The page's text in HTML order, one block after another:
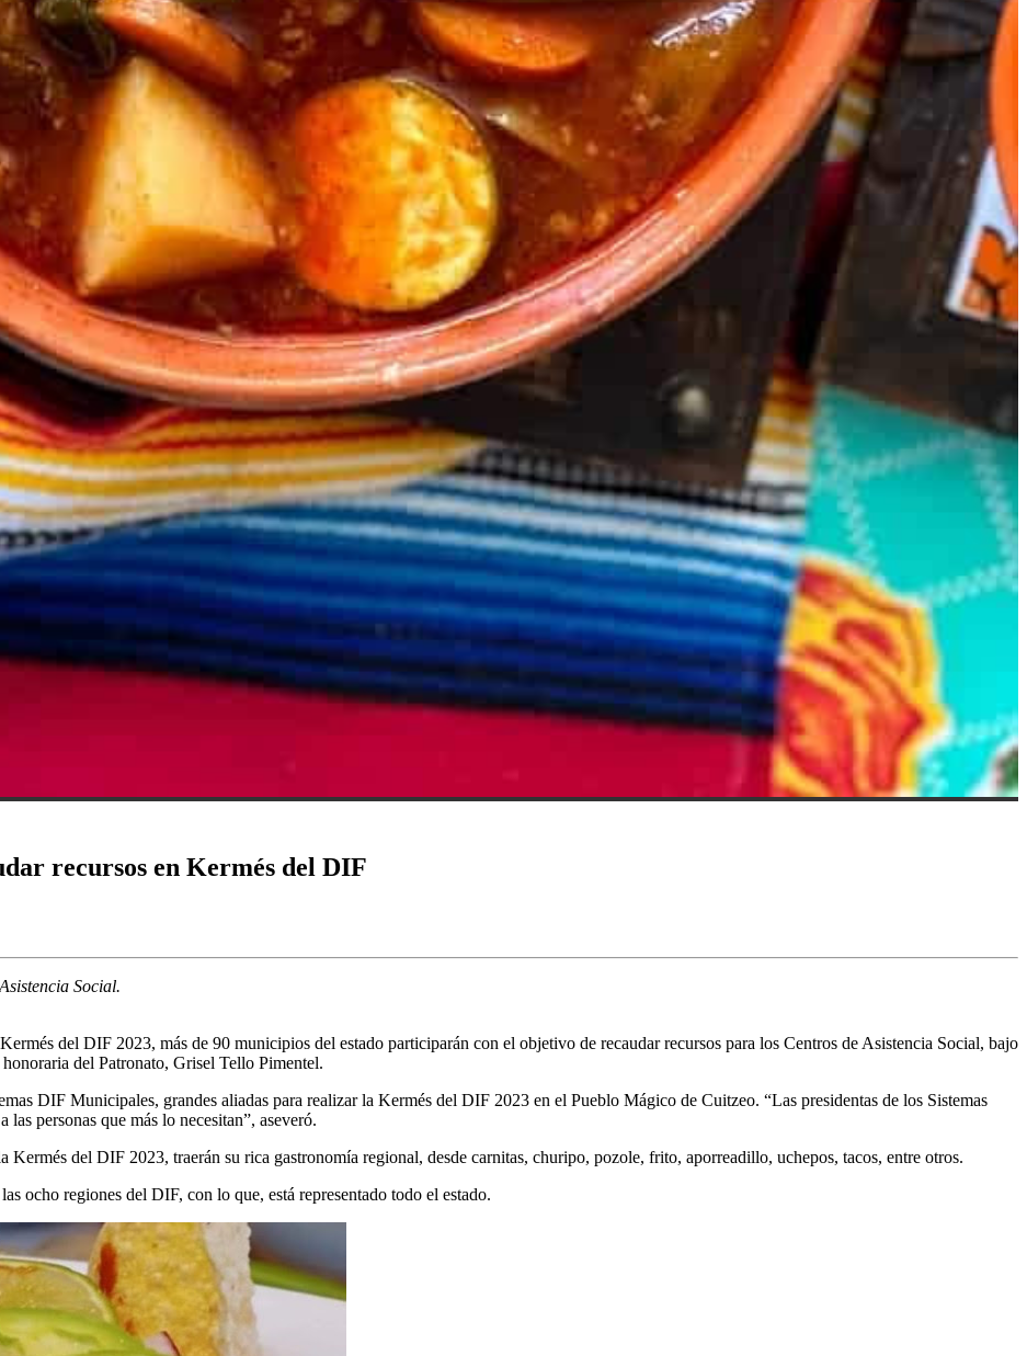
recursos en Kermés del DIF
Social.
del DIF 2023, más de 90 municipios del estado participarán con el objetivo de recaudar recursos para los Centros de Asistencia Social, bajo
del Patronato, Grisel Tello Pimentel.
DIF Municipales, grandes aliadas para realizar la Kermés del DIF 2023 en el Pueblo Mágico de Cuitzeo. “Las presidentas de los Sistemas
personas que más lo necesitan”, aseveró.
del DIF 2023, traerán su rica gastronomía regional, desde carnitas, churipo, pozole, frito, aporreadillo, uchepos, tacos, entre otros.
ocho regiones del DIF, con lo que, está representado todo el estado.